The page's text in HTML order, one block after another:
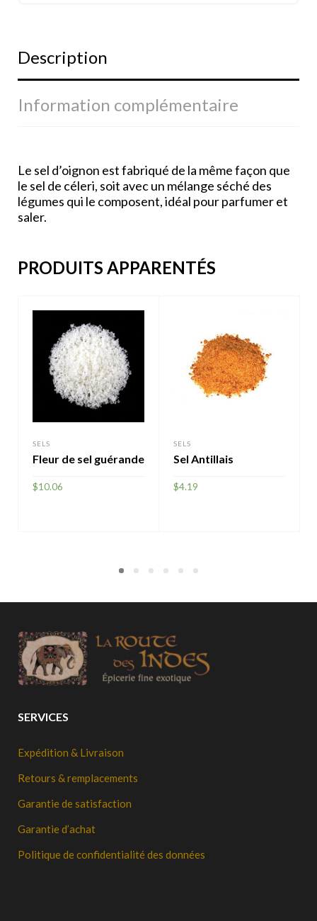
Description
Information complémentaire
Le sel d’oignon est fabriqué de la même façon que
le sel de céleri, soit avec un mélange séché des
légumes qui le composent, idéal pour parfumer et
saler.
PRODUITS APPARENTÉS
SELS
Fleur de sel guérande
$10.06
SELS
Sel Antillais
$4.19
SERVICES
Expédition & Livraison
Retours & remplacements
Garantie de satisfaction
Garantie d’achat
Politique de confidentialité des données